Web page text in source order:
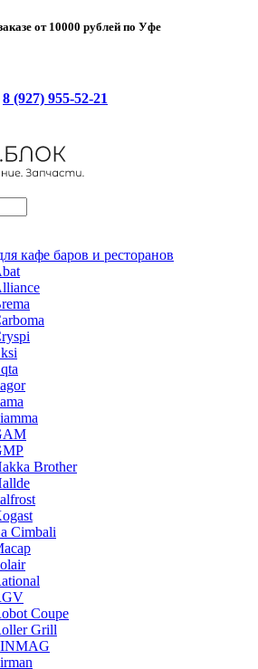
от 10000 рублей по Уфе
8 (927) 955-52-21
кафе баров и ресторанов
Brother
Cimbali
Coupe
Grill